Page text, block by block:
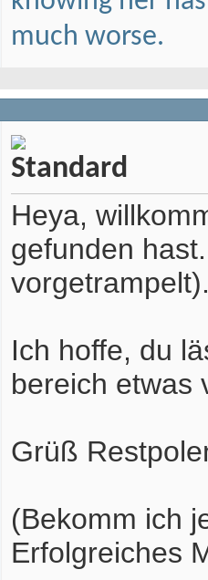
much worse.
Heya,
gefunden
Ich hoffe, du
bereich etwas
Grüß
(Bekomm ich
Erfolgreiches